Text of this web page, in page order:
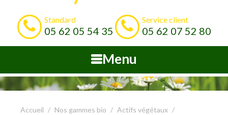
Standard
05 62 05 54 35
Service client
05 62 07 52 80
Menu
Accueil Nos gammes bio
Actifs végétaux